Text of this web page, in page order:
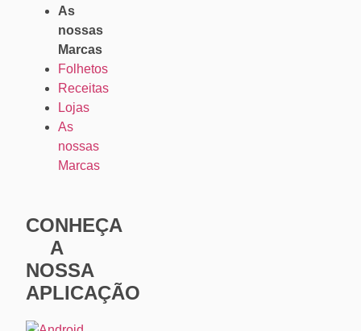
As
nossas
Marcas
Folhetos
Receitas
Lojas
As
nossas
Marcas
CONHEÇA
A
NOSSA
APLICAÇÃO